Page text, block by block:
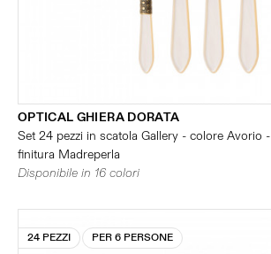
OPTICAL GHIERA DORATA
Set 24 pezzi in scatola Gallery - colore Avorio -
finitura Madreperla
Disponibile in 16 colori
24 PEZZI PER 6 PERSONE